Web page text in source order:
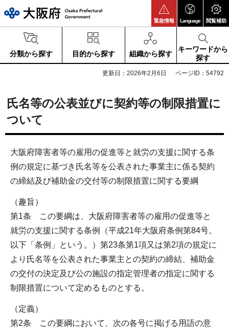
緊急情報 Language 閲覧補助
分類から探す 目的から探す 組織から探す
キーワードから
探す
更新日：2026年2月6日 ページID：54792
氏名等の公表並びに契約等の制限措置に
ついて
大阪府障害者等の雇用の促進等と就労の支援に関する条
例の規定に基づき氏名等を公表された事業主に係る契約
の締結及び補助金の交付等の制限措置に関する要綱
（趣旨）
第1条 この要綱は、大阪府障害者等の雇用の促進等と
就労の支援に関する条例（平成21年大阪府条例第84号。
以下「条例」という。）第23条第1項又は第2項の規定に
より氏名等を公表された事業主との契約の締結、補助金
の交付の決定及び公の施設の指定管理者の指定に関する
制限措置について定めるものとする。
（定義）
第2条 この要綱において、次の各号に掲げる用語の意